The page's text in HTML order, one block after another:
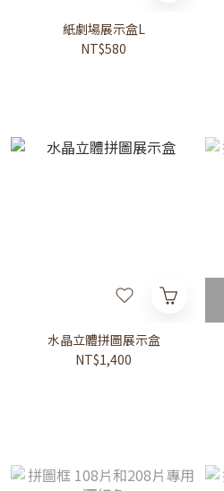
紙劇場展示盒L
NT$580
水晶立體拼圖展示盒
NT$1,400